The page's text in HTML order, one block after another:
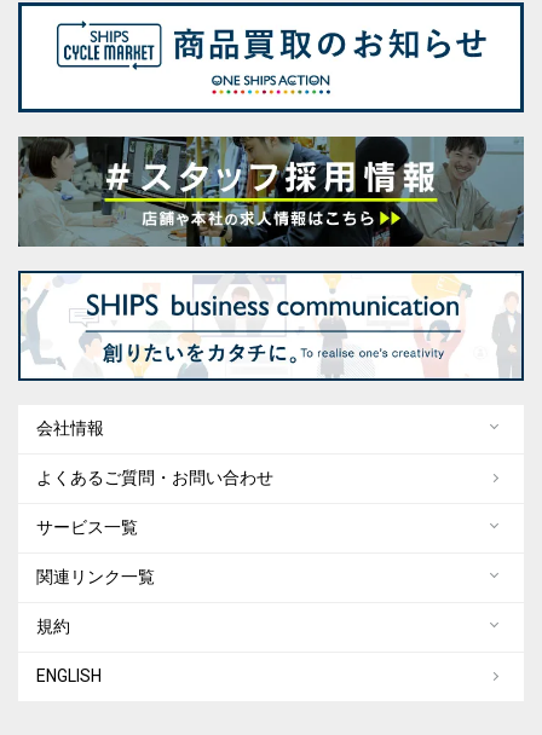
会社情報
よくあるご質問・お問い合わせ
サービス一覧
関連リンク一覧
規約
ENGLISH